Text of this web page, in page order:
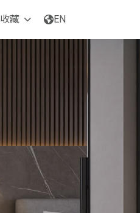
收藏 EN